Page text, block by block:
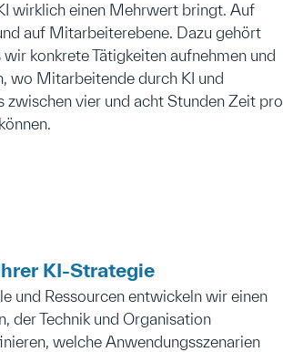
wirklich einen Mehrwert bringt. Auf
auf Mitarbeiterebene. Dazu gehört
konkrete Tätigkeiten aufnehmen und
wo Mitarbeitende durch KI und
zwischen vier und acht Stunden Zeit pro
KI-Strategie
und Ressourcen entwickeln wir einen
der Technik und Organisation
welche Anwendungsszenarien